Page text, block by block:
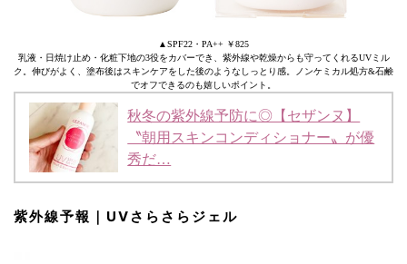
▲SPF22・PA++ ￥825
乳液・日焼け止め・化粧下地の3役をカバーでき、紫外線や乾燥からも守ってくれるUVミル
ク。伸びがよく、塗布後はスキンケアをした後のようなしっとり感。ノンケミカル処方&石鹸
でオフできるのも嬉しいポイント。
秋冬の紫外線予防に◎【セザンヌ】
〝朝用スキンコンディショナー〟が優
秀だ…
紫外線予報｜UVさらさらジェル